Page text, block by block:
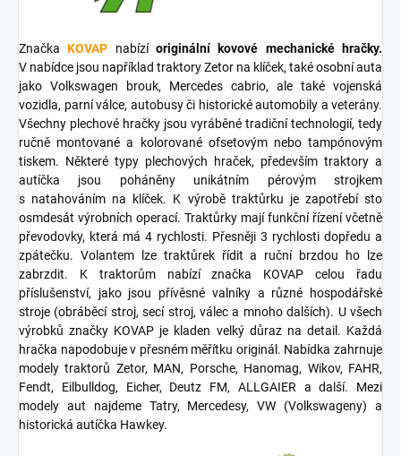
ZnačkaKOVAP nabízíoriginální kovové mechanické hračky.
V nabídce jsou například traktory Zetor na klíček, také osobní auta
jako Volkswagen brouk, Mercedes cabrio, ale také vojenská
vozidla, parní válce, autobusy či historické automobily a veterány.
Všechny plechové hračky jsou vyráběné tradiční technologií, tedy
ručně montované a kolorované ofsetovým nebo tampónovým
tiskem. Některé typy plechových hraček, především traktory a
autíčka jsou poháněny unikátním pérovým strojkem
s natahováním na klíček. K výrobě traktůrku je zapotřebí sto
osmdesát výrobních operací. Traktůrky mají funkční řízení včetně
převodovky, která má 4 rychlosti. Přesněji 3 rychlosti dopředu a
zpátečku. Volantem lze traktůrek řídit a ruční brzdou ho lze
zabrzdit. K traktorům nabízí značka KOVAP celou řadu
příslušenství, jako jsou přívěsné valníky a různé hospodářské
stroje (obráběcí stroj, secí stroj, válec a mnoho dalších). U všech
výrobků značky KOVAP je kladen velký důraz na detail. Každá
hračka napodobuje v přesném měřítku originál. Nabídka zahrnuje
modely traktorů Zetor, MAN, Porsche, Hanomag, Wikov, FAHR,
Fendt, Eilbulldog, Eicher, Deutz FM, ALLGAIER a další. Mezi
modely aut najdeme Tatry, Mercedesy, VW (Volkswageny) a
historická autíčka Hawkey.